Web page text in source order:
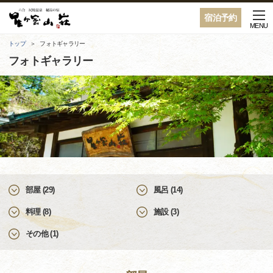
宿泊予約
MENU
トップ フォトギャラリー
フォトギャラリー
部屋 (29) 風呂 (14)
料理 (8) 施設 (3)
その他 (1)